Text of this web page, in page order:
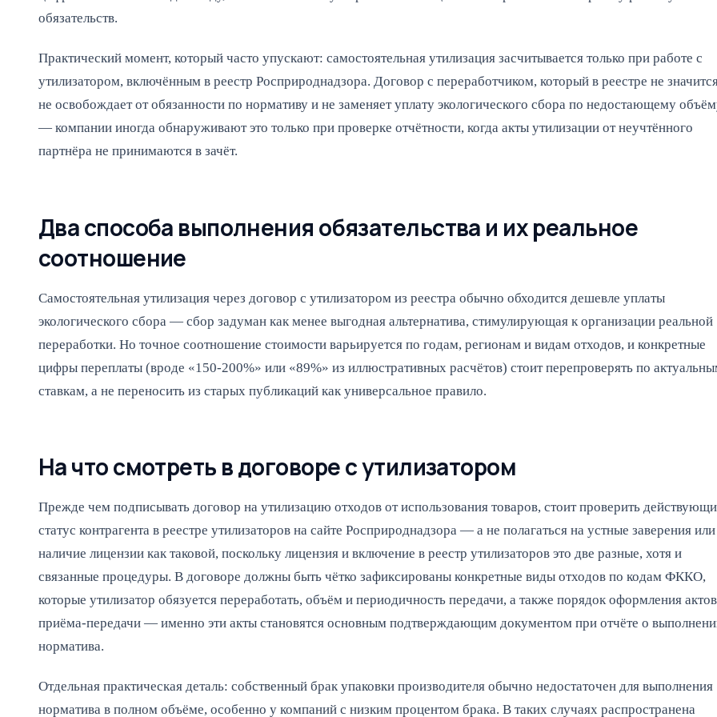
обязательств.
Практический момент, который часто упускают: самостоятельная утилизация засчитывается только при работе с
утилизатором, включённым в реестр Росприроднадзора. Договор с переработчиком, который в реестре не
не освобождает от обязанности по нормативу и не заменяет уплату экологического сбора по недостающему
— компании иногда обнаруживают это только при проверке отчётности, когда акты утилизации от неучтённого
партнёра не принимаются в зачёт.
Два способа выполнения обязательства и их реальное
соотношение
Самостоятельная утилизация через договор с утилизатором из реестра обычно обходится дешевле уплаты
экологического сбора — сбор задуман как менее выгодная альтернатива, стимулирующая к организации реальной
переработки. Но точное соотношение стоимости варьируется по годам, регионам и видам отходов, и конкретные
цифры переплаты (вроде «150-200%» или «89%» из иллюстративных расчётов) стоит перепроверять по
ставкам, а не переносить из старых публикаций как универсальное правило.
На что смотреть в договоре с утилизатором
Прежде чем подписывать договор на утилизацию отходов от использования товаров, стоит проверить
статус контрагента в реестре утилизаторов на сайте Росприроднадзора — а не полагаться на устные заверения или
наличие лицензии как таковой, поскольку лицензия и включение в реестр утилизаторов это две разные, хотя и
связанные процедуры. В договоре должны быть чётко зафиксированы конкретные виды отходов по кодам ФККО,
которые утилизатор обязуется переработать, объём и периодичность передачи, а также порядок оформления актов
приёма-передачи — именно эти акты становятся основным подтверждающим документом при отчёте о
норматива.
Отдельная практическая деталь: собственный брак упаковки производителя обычно недостаточен для выполнения
норматива в полном объёме, особенно у компаний с низким процентом брака. В таких случаях распространена